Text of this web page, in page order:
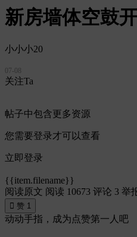
新房墙体空鼓
小小小20
07-08
关注Ta
帖子中包含更多资源
您需要登录才可以查看
立即登录
{{item.filename}}
阅读原文 阅读 10673 评论 3 举
 赞 1
动动手指，成为点赞第一人吧